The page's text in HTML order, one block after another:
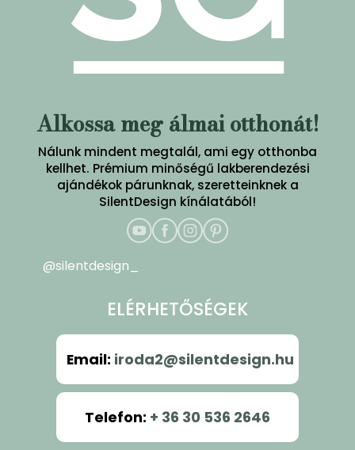
Alkossa meg álmai otthonát!
Nálunk mindent megtalál, ami egy otthonba
kellhet. Prémium minőségű lakberendezési
ajándékok párunknak, szeretteinknek a
SilentDesign kínálatából!
@silentdesign_
ELÉRHETŐSÉGEK
Email: iroda2@silentdesign.hu
Telefon: + 36 30 536 2646